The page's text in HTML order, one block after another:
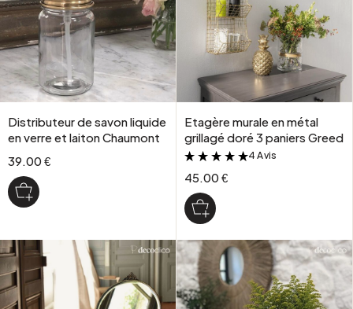
Distributeur de savon liquide
en verre et laiton Chaumont
39.00 €
Etagère murale en métal
grillagé doré 3 paniers Greed
&
4 Avis
45.00 €